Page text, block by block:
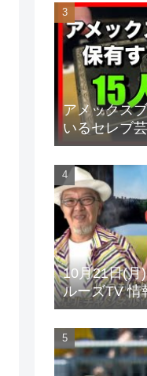
アメックス
いるセレブ
10月21日(月
ルーズTV 情
投資 株式市
通貨 ビット
ベトナムド